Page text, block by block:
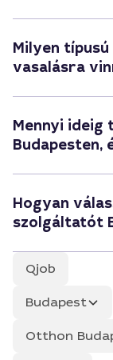
Milyen
vasalásra
Mennyi ideig
Budapesten,
Hogyan
szolgáltatót
Qjob
Budapest
Otthon